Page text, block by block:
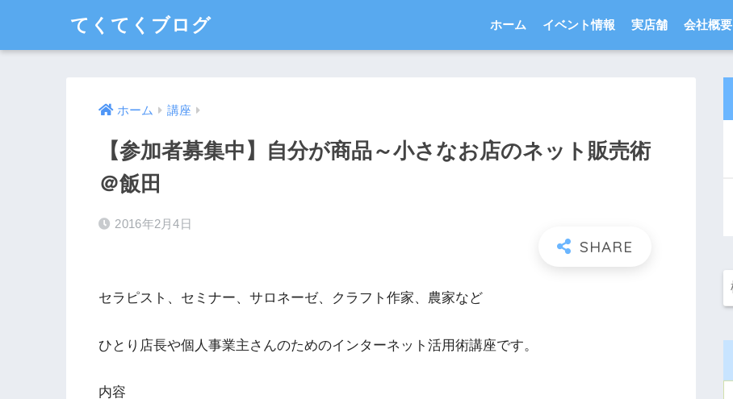
てくてくブログ ホーム イベント情報 実店舗 会社概要
ホーム 講座
【参加者募集中】自分が商品～小さなお店のネット販売術
＠飯田
2016年2月4日
セラピスト、セミナー、サロネーゼ、クラフト作家、農家など
ひとり店長や個人事業主さんのためのインターネット活用術講座です。
内容